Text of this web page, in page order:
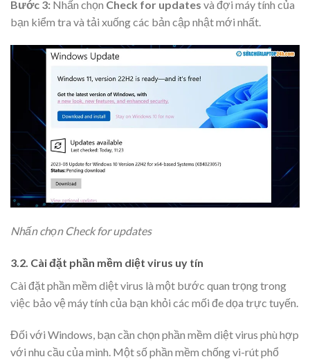
Bước 3: Nhấn chọn Check for updates và đợi máy tính của
bạn kiểm tra và tải xuống các bản cập nhật mới nhất.
Nhấn chọn Check for updates
3.2. Cài đặt phần mềm diệt virus uy tín
Cài đặt phần mềm diệt virus là một bước quan trọng trong
việc bảo vệ máy tính của bạn khỏi các mối đe dọa trực tuyến.
Đối với Windows, bạn cần chọn phần mềm diệt virus phù hợp
với nhu cầu của mình. Một số phần mềm chống vi-rút phổ